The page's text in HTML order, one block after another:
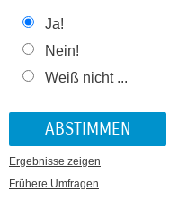
Ja!
Nein!
Weiß nicht ...
Ergebnisse zeigen
Frühere Umfragen